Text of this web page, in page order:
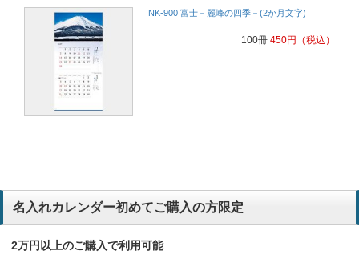
NK-900 富士－麗峰の四季－(2か月文字)
100冊 450円 （税込）
名入れカレンダー初めてご購入の方限定
2万円以上のご購入で利用可能